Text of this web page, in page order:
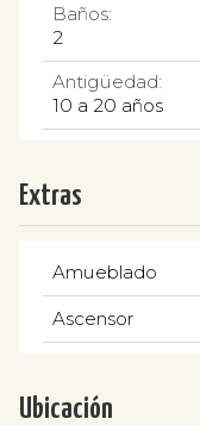
Baños:
2
Antigüedad:
10 a 20 años
Extras
Amueblado
Ascensor
Ubicación